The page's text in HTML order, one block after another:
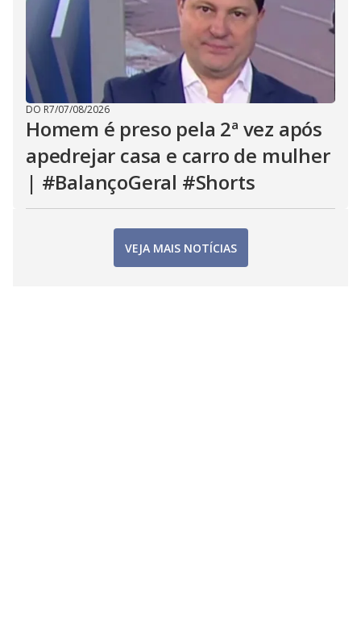
DO R7/07/08/2026
Homem é preso pela 2ª vez após
apedrejar casa e carro de mulher
| #BalançoGeral #Shorts
VEJA MAIS NOTÍCIAS